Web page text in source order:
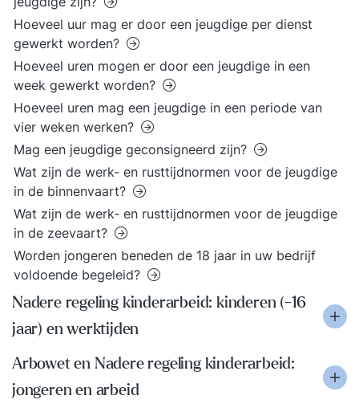
Hoeveel uur mag er door een jeugdige per dienst
gewerkt worden?
Hoeveel uren mogen er door een jeugdige in een
week gewerkt worden?
Hoeveel uren mag een jeugdige in een periode van
vier weken werken?
Mag een jeugdige geconsigneerd zijn?
Wat zijn de werk- en rusttijdnormen voor de jeugdige
in de binnenvaart?
Wat zijn de werk- en rusttijdnormen voor de jeugdige
in de zeevaart?
Worden jongeren beneden de 18 jaar in uw bedrijf
voldoende begeleid?
Nadere regeling kinderarbeid: kinderen (-16
jaar) en werktijden
Arbowet en Nadere regeling kinderarbeid:
jongeren en arbeid